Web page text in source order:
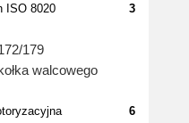
ISO 8020
3
179
walcowego
6